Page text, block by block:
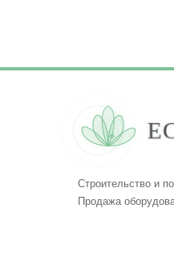
E
Строительство и
Продажа